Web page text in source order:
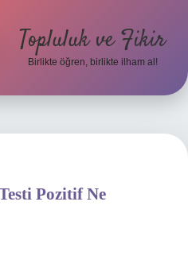
Topluluk ve Fikir
Birlikte öğren, birlikte ilham al!
Pozitif Ne